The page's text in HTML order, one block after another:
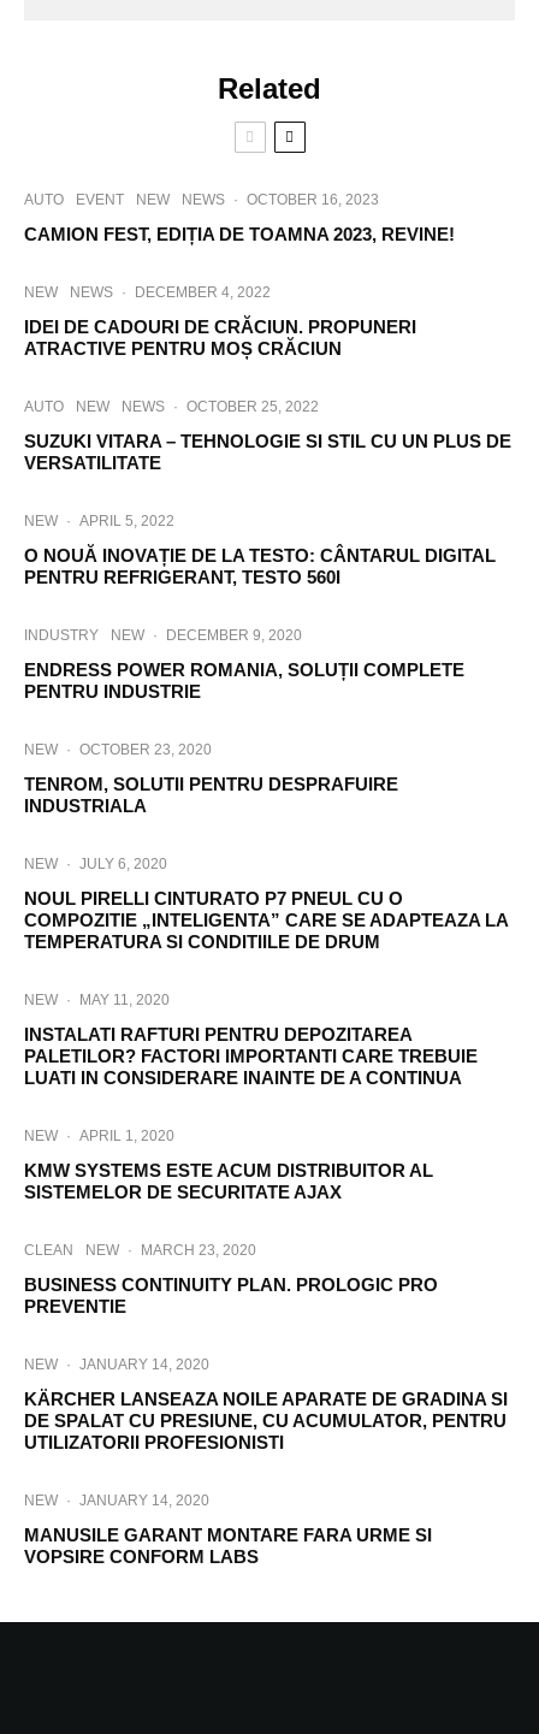
Related
AUTO EVENT NEW NEWS · OCTOBER 16, 2023
CAMION FEST, EDIȚIA DE TOAMNA 2023, REVINE!
NEW NEWS · DECEMBER 4, 2022
IDEI DE CADOURI DE CRĂCIUN. PROPUNERI
ATRACTIVE PENTRU MOȘ CRĂCIUN
AUTO NEW NEWS · OCTOBER 25, 2022
SUZUKI VITARA – TEHNOLOGIE SI STIL CU UN PLUS DE
VERSATILITATE
NEW · APRIL 5, 2022
O NOUĂ INOVAȚIE DE LA TESTO: CÂNTARUL DIGITAL
PENTRU REFRIGERANT, TESTO 560I
INDUSTRY NEW · DECEMBER 9, 2020
ENDRESS POWER ROMANIA, SOLUȚII COMPLETE
PENTRU INDUSTRIE
NEW · OCTOBER 23, 2020
TENROM, SOLUTII PENTRU DESPRAFUIRE
INDUSTRIALA
NEW · JULY 6, 2020
NOUL PIRELLI CINTURATO P7 PNEUL CU O
COMPOZITIE „INTELIGENTA” CARE SE ADAPTEAZA LA
TEMPERATURA SI CONDITIILE DE DRUM
NEW · MAY 11, 2020
INSTALATI RAFTURI PENTRU DEPOZITAREA
PALETILOR? FACTORI IMPORTANTI CARE TREBUIE
LUATI IN CONSIDERARE INAINTE DE A CONTINUA
NEW · APRIL 1, 2020
KMW SYSTEMS ESTE ACUM DISTRIBUITOR AL
SISTEMELOR DE SECURITATE AJAX
CLEAN NEW · MARCH 23, 2020
BUSINESS CONTINUITY PLAN. PROLOGIC PRO
PREVENTIE
NEW · JANUARY 14, 2020
KÄRCHER LANSEAZA NOILE APARATE DE GRADINA SI
DE SPALAT CU PRESIUNE, CU ACUMULATOR, PENTRU
UTILIZATORII PROFESIONISTI
NEW · JANUARY 14, 2020
MANUSILE GARANT MONTARE FARA URME SI
VOPSIRE CONFORM LABS